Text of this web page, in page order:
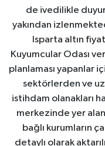
de ivedilikle
yakından
Isparta altın
Kuyumcular Odası
planlaması yapanlar
sektörlerden ve
istihdam olanakları
merkezinde yer
bağlı kurumların
detaylı olarak